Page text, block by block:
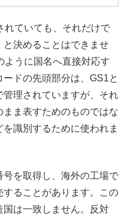
れていても、それだけで
と決めることはできませ
ように国名へ直接対応す
ドの先頭部分は、GS1と
理されていますが、それ
ま表すためのものではな
識別するために使われま
を取得し、海外の工場で
ることがあります。この
は一致しません。反対